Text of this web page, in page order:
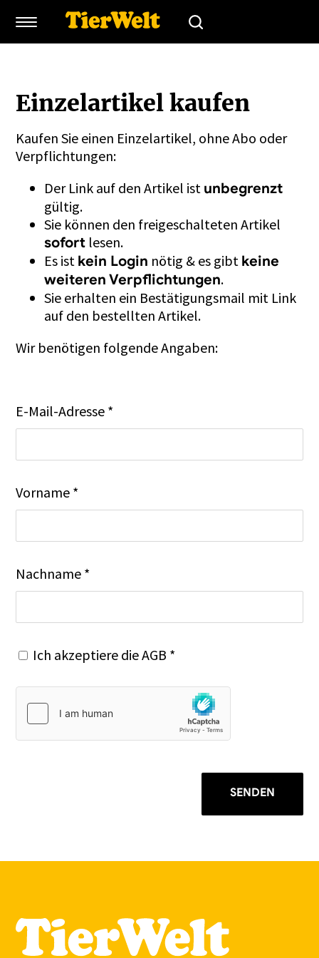
Einzelartikel kaufen
Kaufen Sie einen Einzelartikel, ohne Abo oder
Verpflichtungen:
Der Link auf den Artikel ist unbegrenzt
gültig.
Sie können den freigeschalteten Artikel
sofort lesen.
Es ist kein Login nötig & es gibt keine
weiteren Verpflichtungen.
Sie erhalten ein Bestätigungsmail mit Link
auf den bestellten Artikel.
Wir benötigen folgende Angaben:
E-Mail-Adresse *
Vorname *
Nachname *
Ich akzeptiere dieAGB *
SENDEN